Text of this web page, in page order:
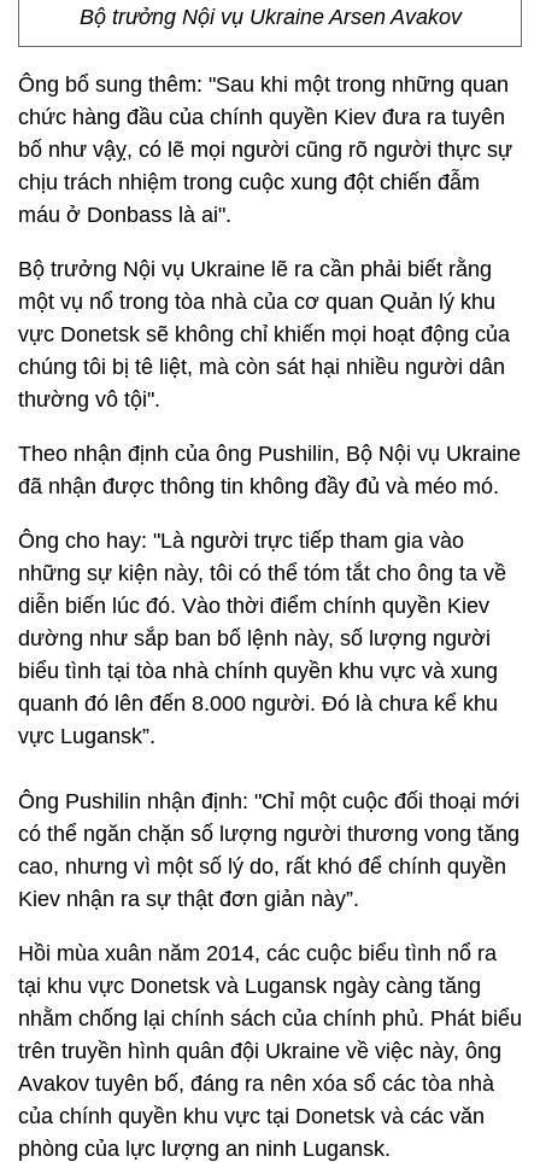
Bộ trưởng Nội vụ Ukraine Arsen Avakov
Ông bổ sung thêm: "Sau khi một trong những quan
chức hàng đầu của chính quyền Kiev đưa ra tuyên
bố như vậỵ, có lẽ mọi người cũng rõ người thực sự
chịu trách nhiệm trong cuộc xung đột chiến đẫm
máu ở Donbass là ai".
Bộ trưởng Nội vụ Ukraine lẽ ra cần phải biết rằng
một vụ nổ trong tòa nhà của cơ quan Quản lý khu
vực Donetsk sẽ không chỉ khiến mọi hoạt động của
chúng tôi bị tê liệt, mà còn sát hại nhiều người dân
thường vô tội".
Theo nhận định của ông Pushilin, Bộ Nội vụ Ukraine
đã nhận được thông tin không đầy đủ và méo mó.
Ông cho hay: "Là người trực tiếp tham gia vào
những sự kiện này, tôi có thể tóm tắt cho ông ta về
diễn biến lúc đó. Vào thời điểm chính quyền Kiev
dường như sắp ban bố lệnh này, số lượng người
biểu tình tại tòa nhà chính quyền khu vực và xung
quanh đó lên đến 8.000 người. Đó là chưa kể khu
vực Lugansk”.
Ông Pushilin nhận định: "Chỉ một cuộc đối thoại mới
có thể ngăn chặn số lượng người thương vong tăng
cao, nhưng vì một số lý do, rất khó để chính quyền
Kiev nhận ra sự thật đơn giản này”.
Hồi mùa xuân năm 2014, các cuộc biểu tình nổ ra
tại khu vực Donetsk và Lugansk ngày càng tăng
nhằm chống lại chính sách của chính phủ. Phát biểu
trên truyền hình quân đội Ukraine về việc này, ông
Avakov tuyên bố, đáng ra nên xóa sổ các tòa nhà
của chính quyền khu vực tại Donetsk và các văn
phòng của lực lượng an ninh Lugansk.